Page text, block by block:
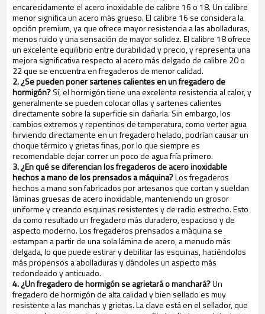
encarecidamente el acero inoxidable de calibre 16 o 18. Un calibre
menor significa un acero más grueso. El calibre 16 se considera la
opción premium, ya que ofrece mayor resistencia a las abolladuras,
menos ruido y una sensación de mayor solidez. El calibre 18 ofrece
un excelente equilibrio entre durabilidad y precio, y representa una
mejora significativa respecto al acero más delgado de calibre 20 o
22 que se encuentra en fregaderos de menor calidad.
2. ¿Se pueden poner sartenes calientes en un fregadero de
hormigón?Sí, el hormigón tiene una excelente resistencia al calor, y
generalmente se pueden colocar ollas y sartenes calientes
directamente sobre la superficie sin dañarla. Sin embargo, los
cambios extremos y repentinos de temperatura, como verter agua
hirviendo directamente en un fregadero helado, podrían causar un
choque térmico y grietas finas, por lo que siempre es
recomendable dejar correr un poco de agua fría primero.
3. ¿En qué se diferencian los fregaderos de acero inoxidable
hechos a mano de los prensados a máquina?Los fregaderos
hechos a mano son fabricados por artesanos que cortan y sueldan
láminas gruesas de acero inoxidable, manteniendo un grosor
uniforme y creando esquinas resistentes y de radio estrecho. Esto
da como resultado un fregadero más duradero, espacioso y de
aspecto moderno. Los fregaderos prensados a máquina se
estampan a partir de una sola lámina de acero, a menudo más
delgada, lo que puede estirar y debilitar las esquinas, haciéndolos
más propensos a abolladuras y dándoles un aspecto más
redondeado y anticuado.
4. ¿Un fregadero de hormigón se agrietará o manchará?Un
fregadero de hormigón de alta calidad y bien sellado es muy
resistente a las manchas y grietas. La clave está en el sellador, que